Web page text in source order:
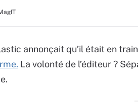
annonçait qu’il était en
La volonté de l’éditeur ?